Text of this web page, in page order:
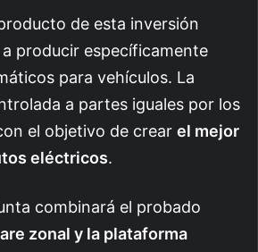
de esta inversión
producir específicamente
para vehículos. La
a partes iguales por los
el objetivo de crear el mejor
eléctricos.
combinará el probado
zonal y la plataforma